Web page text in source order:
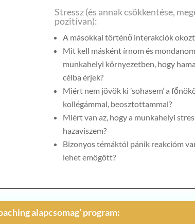
Stressz (és annak csökkentése,
pozitívan):
A másokkal történő interakciók
Mit kell másként írnom és
munkahelyi környezetben, hogy
célba érjek?
Miért nem jövök ki ’sohasem’ a
kollégámmal, beosztottammal?
Miért van az, hogy a munkahelyi
hazaviszem?
Bizonyos témáktól pánik reakcióm
lehet emögött?
alapcsomag’ program: